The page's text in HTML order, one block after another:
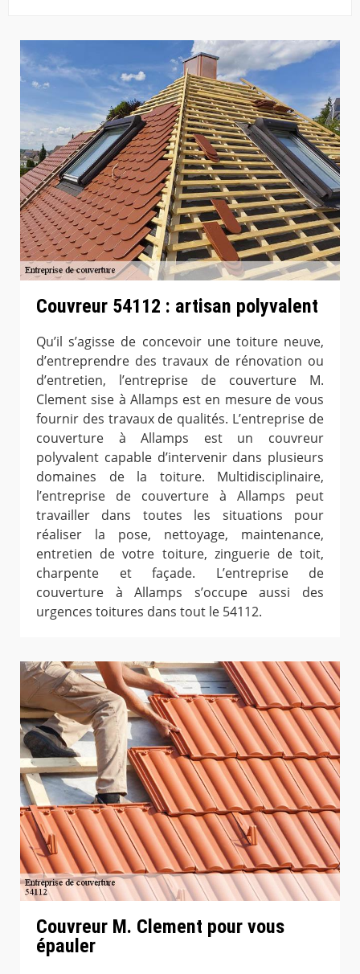
Couvreur 54112 : artisan polyvalent
Qu’il s’agisse de concevoir une toiture neuve,
d’entreprendre des travaux de rénovation ou
d’entretien, l’entreprise de couverture M.
Clement sise à Allamps est en mesure de vous
fournir des travaux de qualités. L’entreprise de
couverture à Allamps est un couvreur
polyvalent capable d’intervenir dans plusieurs
domaines de la toiture. Multidisciplinaire,
l’entreprise de couverture à Allamps peut
travailler dans toutes les situations pour
réaliser la pose, nettoyage, maintenance,
entretien de votre toiture, zinguerie de toit,
charpente et façade. L’entreprise de
couverture à Allamps s’occupe aussi des
urgences toitures dans tout le 54112.
Couvreur M. Clement pour vous
épauler